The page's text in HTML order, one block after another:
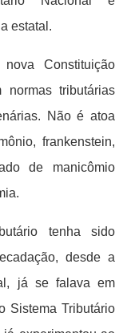
estatal.
Constituição
normas tributárias
Não é atoa
frankenstein,
de manicômio
tenha sido
desde a
já se falava em
Sistema Tributário